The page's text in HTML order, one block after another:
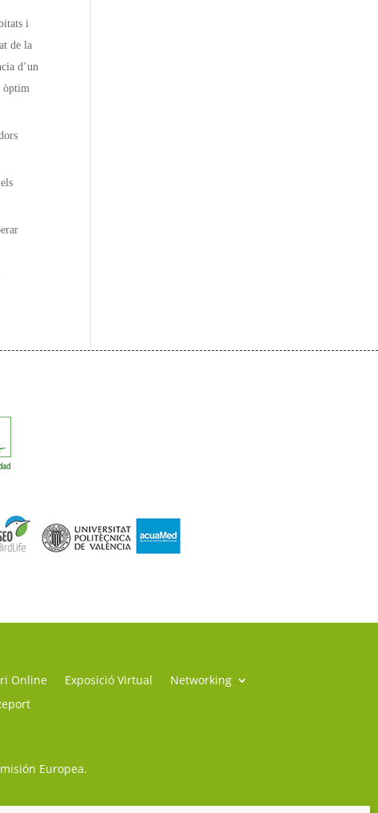
i
de la
d’un
òptim
Online Exposició Virtual
Networking
Europea.